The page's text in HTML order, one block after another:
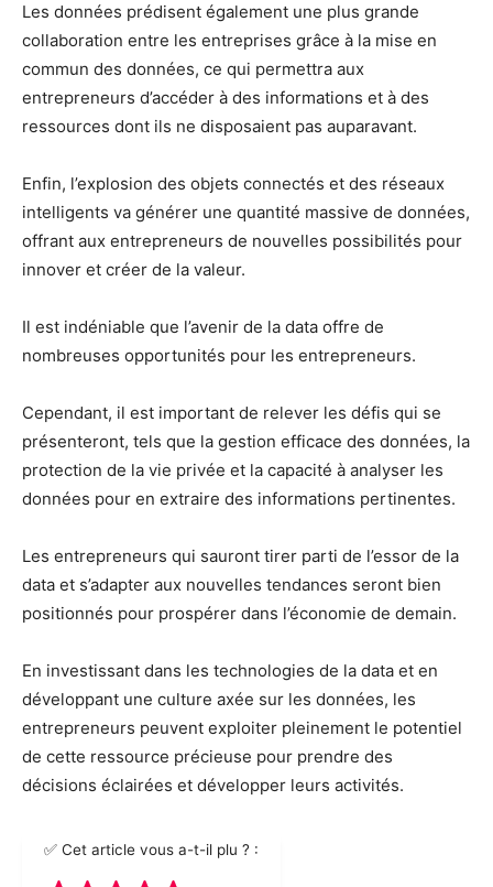
Les données prédisent également une plus grande
collaboration entre les entreprises grâce à la mise en
commun des données, ce qui permettra aux
entrepreneurs d’accéder à des informations et à des
ressources dont ils ne disposaient pas auparavant.
Enfin, l’explosion des objets connectés et des réseaux
intelligents va générer une quantité massive de données,
offrant aux entrepreneurs de nouvelles possibilités pour
innover et créer de la valeur.
Il est indéniable que l’avenir de la data offre de
nombreuses opportunités pour les entrepreneurs.
Cependant, il est important de relever les défis qui se
présenteront, tels que la gestion efficace des données, la
protection de la vie privée et la capacité à analyser les
données pour en extraire des informations pertinentes.
Les entrepreneurs qui sauront tirer parti de l’essor de la
data et s’adapter aux nouvelles tendances seront bien
positionnés pour prospérer dans l’économie de demain.
En investissant dans les technologies de la data et en
développant une culture axée sur les données, les
entrepreneurs peuvent exploiter pleinement le potentiel
de cette ressource précieuse pour prendre des
décisions éclairées et développer leurs activités.
✅ Cet article vous a-t-il plu ? :